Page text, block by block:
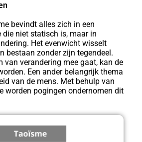
bevindt alles zich in een
die niet statisch is, maar in
Het evenwicht wisselt
bestaan zonder zijn tegendeel.
van verandering mee gaat, kan de
Een ander belangrijk thema
van de mens. Met behulp van
worden pogingen ondernomen dit